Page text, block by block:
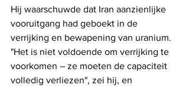
Hij waarschuwde dat Iran aanzienlijke
vooruitgang had geboekt in de
verrijking en bewapening van uranium.
"Het is niet voldoende om verrijking te
voorkomen – ze moeten de capaciteit
volledig verliezen", zei hij, en